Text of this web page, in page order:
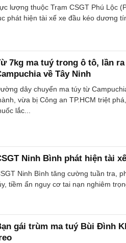
lượng thuộc Trạm CSGT Phú Lộc
phát hiện tài xế xe đầu kéo dương
7kg ma tuý trong ô tô, lần
về Tây Ninh
dây chuyển ma túy từ
vừa bị Công an TP.HCM triệt
lắc...
Ninh Bình phát hiện tài
Ninh Bình tăng cường tuần tra,
tiềm ẩn nguy cơ tai nạn nghiêm
gái trùm ma tuý Bùi Đình